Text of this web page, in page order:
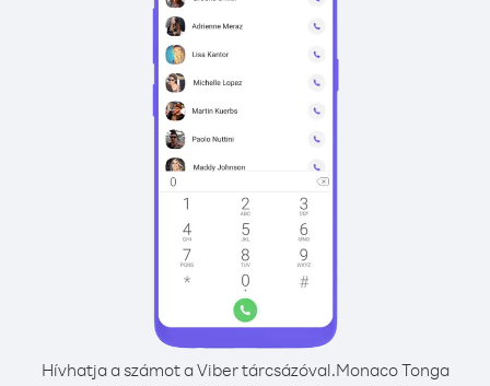
Hívhatja a számot a Viber tárcsázóval.Monaco Tonga